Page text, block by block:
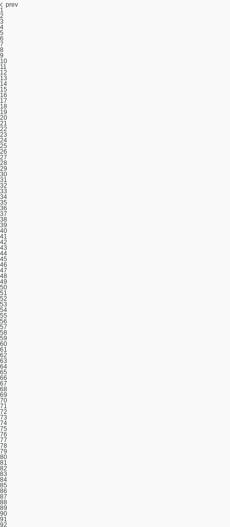
prev
1
2
3
4
5
6
7
8
9
10
11
12
13
14
15
16
17
18
19
20
21
22
23
24
25
26
27
28
29
30
31
32
33
34
35
36
37
38
39
40
41
42
43
44
45
46
47
48
49
50
51
52
53
54
55
56
57
58
59
60
61
62
63
64
65
66
67
68
69
70
71
72
73
74
75
76
77
78
79
80
81
82
83
84
85
86
87
88
89
90
91
92